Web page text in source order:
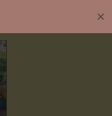
✕